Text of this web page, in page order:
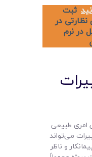
ثبت
در
در نرم
امری طبیعی
می‌تواند
و ناظر